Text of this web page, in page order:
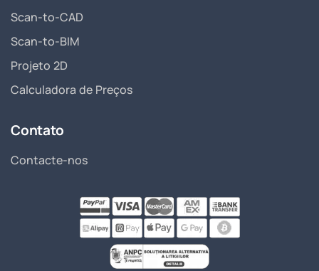
Scan-to-CAD
Scan-to-BIM
Projeto 2D
Calculadora de Preços
Contato
Contacte-nos